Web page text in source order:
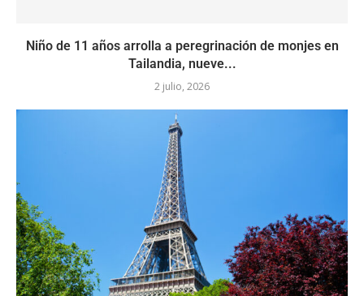
Niño de 11 años arrolla a peregrinación de monjes en
Tailandia, nueve...
2 julio, 2026